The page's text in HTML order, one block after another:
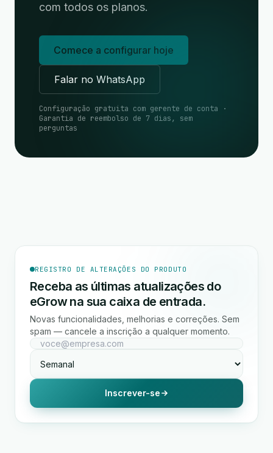
com todos os planos.
Comece a configurar hoje
Falar no WhatsApp
Configuração gratuita com gerente de conta ·
Garantia de reembolso de 7 dias, sem
perguntas
REGISTRO DE ALTERAÇÕES DO PRODUTO
Receba as últimas atualizações do
eGrow na sua caixa de entrada.
Novas funcionalidades, melhorias e correções. Sem
spam — cancele a inscrição a qualquer momento.
Inscrever-se